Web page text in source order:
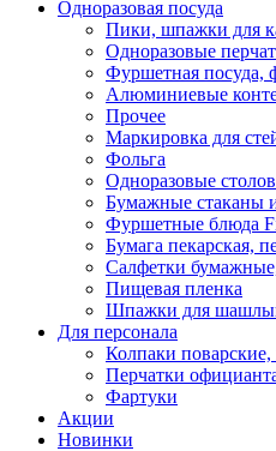
Одноразовая посуда
Пики, шпажки для
Одноразовые
Фуршетная
Алюминиевые
Прочее
Маркировка для
Фольга
Одноразовые
Бумажные стаканы
Фуршетные блюда
Бумага пекарская,
Салфетки
Пищевая пленка
Шпажки для
Для персонала
Колпаки
Перчатки
Фартуки
Акции
Новинки